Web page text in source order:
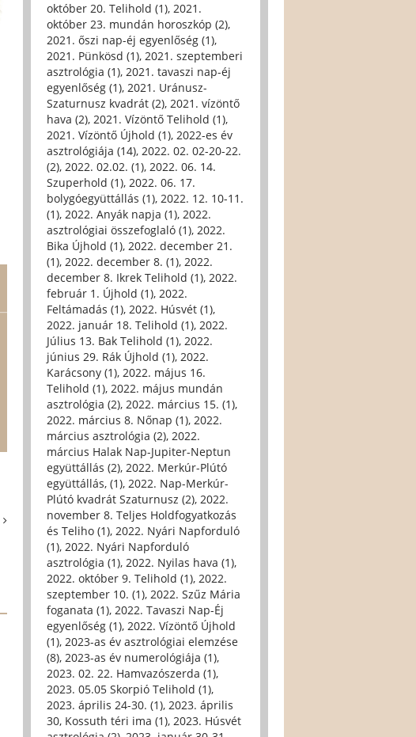
október 20. Telihold (1), 2021.
október 23. mundán horoszkóp (2),
2021. őszi nap-éj egyenlőség (1),
2021. Pünkösd (1), 2021. szeptemberi
asztrológia (1), 2021. tavaszi nap-éj
egyenlőség (1), 2021. Uránusz-
Szaturnusz kvadrát (2), 2021. vízöntő
hava (2), 2021. Vízöntő Telihold (1),
2021. Vízöntő Újhold (1), 2022-es év
asztrológiája (14), 2022. 02. 02-20-22.
(2), 2022. 02.02. (1), 2022. 06. 14.
Szuperhold (1), 2022. 06. 17.
bolygóegyüttállás (1), 2022. 12. 10-11.
(1), 2022. Anyák napja (1), 2022.
asztrológiai összefoglaló (1), 2022.
Bika Újhold (1), 2022. december 21.
(1), 2022. december 8. (1), 2022.
december 8. Ikrek Telihold (1), 2022.
február 1. Újhold (1), 2022.
Feltámadás (1), 2022. Húsvét (1),
2022. január 18. Telihold (1), 2022.
Július 13. Bak Telihold (1), 2022.
június 29. Rák Újhold (1), 2022.
Karácsony (1), 2022. május 16.
Telihold (1), 2022. május mundán
asztrológia (2), 2022. március 15. (1),
2022. március 8. Nőnap (1), 2022.
március asztrológia (2), 2022.
március Halak Nap-Jupiter-Neptun
együttállás (2), 2022. Merkúr-Plútó
együttállás, (1), 2022. Nap-Merkúr-
Plútó kvadrát Szaturnusz (2), 2022.
november 8. Teljes Holdfogyatkozás
és Teliho (1), 2022. Nyári Napforduló
(1), 2022. Nyári Napforduló
asztrológia (1), 2022. Nyilas hava (1),
2022. október 9. Telihold (1), 2022.
szeptember 10. (1), 2022. Szűz Mária
foganata (1), 2022. Tavaszi Nap-Éj
egyenlőség (1), 2022. Vízöntő Újhold
(1), 2023-as év asztrológiai elemzése
(8), 2023-as év numerológiája (1),
2023. 02. 22. Hamvazószerda (1),
2023. 05.05 Skorpió Telihold (1),
2023. április 24-30. (1), 2023. április
30, Kossuth téri ima (1), 2023. Húsvét